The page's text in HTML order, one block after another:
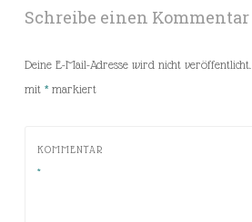
Schreibe einen Kommentar
Deine E-Mail-Adresse wird nicht veröffentlicht.
mit *markiert
KOMMENTAR
*